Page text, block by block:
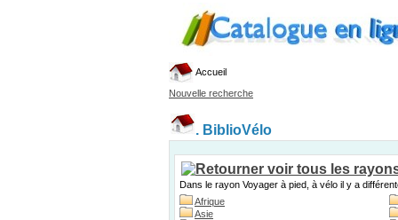
Accueil
Nouvelle recherche
. BiblioVélo
Dans le rayon Voyager à pied, à vélo il y a
Afrique
Asie